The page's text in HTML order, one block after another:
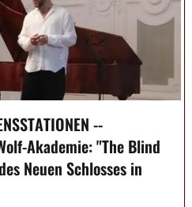
--
Akademie: "The Blind
Neuen Schlosses in